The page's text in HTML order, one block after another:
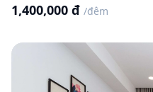
1,400,000 đ /đêm